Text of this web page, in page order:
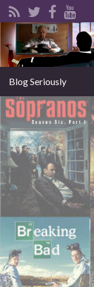
Blog Seriously